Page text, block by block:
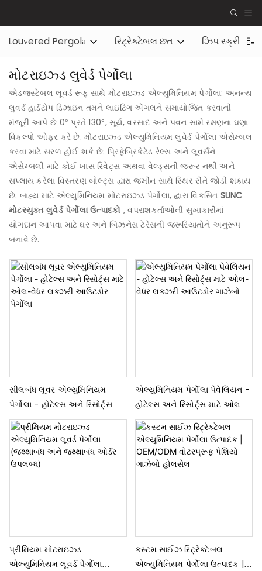
Louvered Pergola રિટ્રેક્ટેબલ છત ઝિપ સ્ક્રીન
મોટરાઇઝ્ડ લુવેર્ડ પેર્ગોલા
એડજસ્ટેબલ લૂવર્ડ રૂફ સાથે મોટરાઇઝ્ડ એલ્યુમિનિયમ પેર્ગોલા: અનન્ય
લુવર્ડ હાર્ડટોપ ડિઝાઇન તમને લાઇટિંગ એંગલને સમાયોજિત કરવાની
મંજૂરી આપે છે 0° પ્રતે 130°, સૂર્ય, વરસાદ અને પવન સામે રક્ષણના ઘણા
વિકલ્પો ઓફર કરે છે. મોટરાઇઝ્ડ એલ્યુમિનિયમ લુવેર્ડ પેર્ગોલા એસેમ્બલ
કરવા માટે સરળ હોઈ શકે છે: પ્રિફેબ્રિકેટેડ રેલ્સ અને લૂવર્સને
એસેમ્બલી માટે કોઈ ખાસ રિવેટ્સ અથવા વેલ્ડ્સની જરૂર નથી અને
સપ્લાય કરેલા વિસ્તરણ બોલ્ટ્સ દ્વારા જમીન સાથે સ્થિર રીતે જોડી શકાય
છે. બાહ્ય માટે એલ્યુમિનિયમ મોટરાઇઝ્ડ પેર્ગોલા, દ્વારા વિકસિત SUNC
મોટરયુક્ત લુવેર્ડ પેર્ગોલા ઉત્પાદકો , વપરાશકર્તાઓની સુખાકારીમાં
યોગદાન આપવા માટે ઘર અને બિઝનેસ ટેરેસની જરૂરિયાતોને અનુરૂપ
બનાવે છે.
સીલબંધ લૂવર એલ્યુમિનિયમ
પેર્ગોલા - હોટેલ્સ અને રિસોર્ટ્સ
માટે ઓલ-વેધર લક્ઝરી આઉટડોર
પેર્ગોલા
એલ્યુમિનિયમ પેર્ગોલા પેવેલિયન -
હોટેલ્સ અને રિસોર્ટ્સ માટે ઓલ-
વેધર લક્ઝરી આઉટડોર ગાઝેબો
પ્રીમિયમ મોટરાઇઝ્ડ
એલ્યુમિનિયમ લૂવર્ડ પેર્ગોલા
કસ્ટમ સાઈઝ રિટ્રેક્ટેબલ
એલ્યુમિનિયમ પેર્ગોલા ઉત્પાદક |